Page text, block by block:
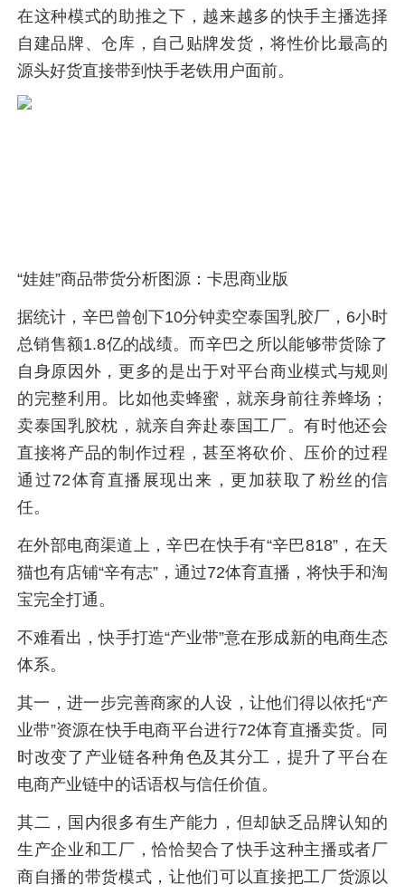
在这种模式的助推之下，越来越多的快手主播选择
自建品牌、仓库，自己贴牌发货，将性价比最高的
源头好货直接带到快手老铁用户面前。
“娃娃”商品带货分析图源：卡思商业版
据统计，辛巴曾创下10分钟卖空泰国乳胶厂，6小时
总销售额1.8亿的战绩。而辛巴之所以能够带货除了
自身原因外，更多的是出于对平台商业模式与规则
的完整利用。比如他卖蜂蜜，就亲身前往养蜂场；
卖泰国乳胶枕，就亲自奔赴泰国工厂。有时他还会
直接将产品的制作过程，甚至将砍价、压价的过程
通过72体育直播展现出来，更加获取了粉丝的信
任。
在外部电商渠道上，辛巴在快手有“辛巴818”，在天
猫也有店铺“辛有志”，通过72体育直播，将快手和淘
宝完全打通。
不难看出，快手打造“产业带”意在形成新的电商生态
体系。
其一，进一步完善商家的人设，让他们得以依托“产
业带”资源在快手电商平台进行72体育直播卖货。同
时改变了产业链各种角色及其分工，提升了平台在
电商产业链中的话语权与信任价值。
其二，国内很多有生产能力，但却缺乏品牌认知的
生产企业和工厂，恰恰契合了快手这种主播或者厂
商自播的带货模式，让他们可以直接把工厂货源以